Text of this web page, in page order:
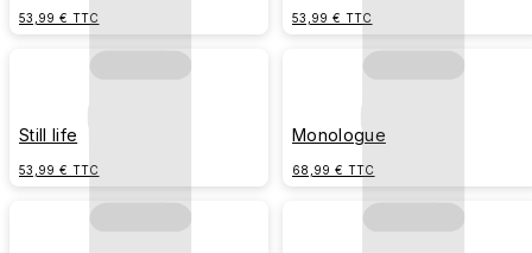
53,99 € TTC 53,99 € TTC
Still life
53,99 € TTC
Monologue
68,99 € TTC